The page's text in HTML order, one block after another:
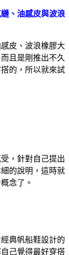
、油感皮與波浪
皮、波浪橡膠大
且是剛推出不久
的，所以就來試
，針對自己提出
的說明，這時就
念了。
典帆船鞋設計的
己覺得最好穿搭